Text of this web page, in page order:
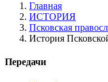
Главная
ИСТОРИЯ
Псковская
История
Передачи